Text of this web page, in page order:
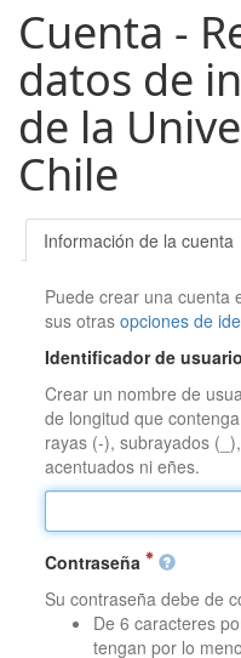
Cuenta -
datos de
de la
Chile
Información de la cuenta
Puede crear una cuenta
sus otrasopciones de
Identificador de
Crear un nombre de
de longitud que
rayas (-), subrayados
acentuados ni eñes.
Contraseña
Su contraseña debe de
De 6 caracteres
tengan por lo